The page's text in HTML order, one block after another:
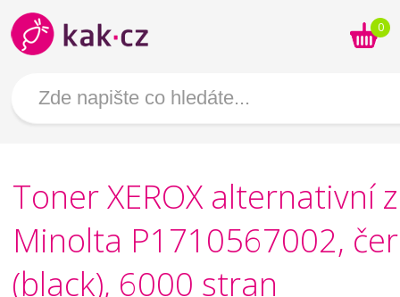
0
Toner XEROX alternativní
Minolta P1710567002,
(black), 6000 stran